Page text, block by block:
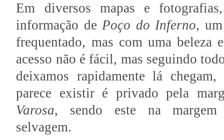
Em diversos mapas e
informação dePoço do Inferno,
frequentado, mas com uma beleza
acesso não é fácil, mas seguindo
deixamos rapidamente lá
parece existir é privado pela
Varosa, sendo este na margem
selvagem.